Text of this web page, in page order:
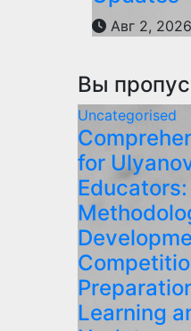
Авг 2, 2026
Вы
Uncategorised
for
Educators:
Learning